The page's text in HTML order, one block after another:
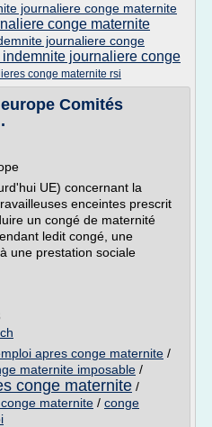
journaliere conge maternite
conge maternite
journaliere conge
journaliere conge
conge maternite rsi
Comités
UE) concernant la
enceintes prescrit
un congé de maternité
ledit congé, une
une prestation sociale
apres conge maternite /
maternite imposable /
conge maternite /
maternite / conge